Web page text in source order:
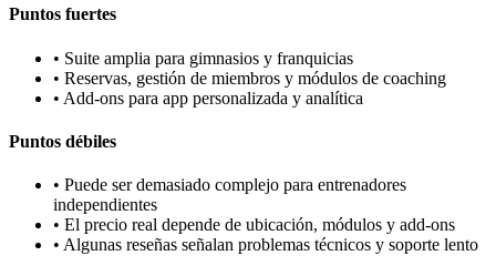
Puntos fuertes
• Suite amplia para gimnasios y franquicias
• Reservas, gestión de miembros y módulos de coaching
• Add-ons para app personalizada y analítica
Puntos débiles
• Puede ser demasiado complejo para entrenadores
independientes
• El precio real depende de ubicación, módulos y add-ons
• Algunas reseñas señalan problemas técnicos y soporte lento